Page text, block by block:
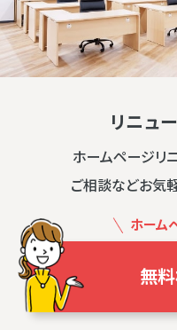
リニュ
ホームページリ
ご相談などお気
ホーム
無